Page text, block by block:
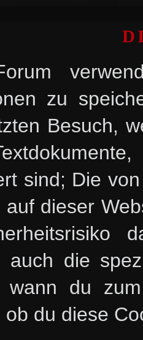
zu
Besuch,
sind; Die
dieser
auch die
wann du
ob du diese